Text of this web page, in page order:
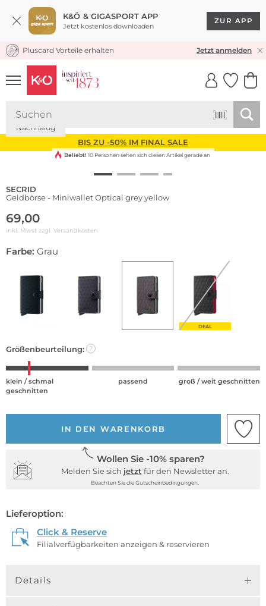
K&Ö & GIGASPORT APP
Jetzt kostenlos downloaden
ZUR APP
KOSTENLOSER VERSAND* & RÜCKVERSAND
Pluscard Vorteile erhalten Jetzt anmelden
UNSERE APP
CLICK &
BIS ZU -50% IM FINAL SALE
Nachhaltig
Beliebt! 10 Personen sehen sich diesen Artikel gerade an
SECRID
Geldbörse - Miniwallet Optical grey yellow
69,00
inkl. Mwst zzgl. Versandkosten
Farbe: Grau
DEAL
Größenbeurteilung: ?
klein / schmal
geschnitten
passend groß / weit geschnitten
IN DEN WARENKORB
Wollen Sie -10% sparen?
Melden Sie sich jetzt für den Newsletter an.
Beachten Sie die Gutscheinbedingungen.
Lieferoption:
Click & Reserve
Filialverfügbarkeiten anzeigen & reservieren
Details